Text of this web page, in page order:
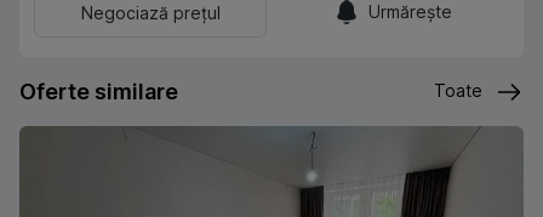
Negociază prețul Urmărește
Oferte similare Toate